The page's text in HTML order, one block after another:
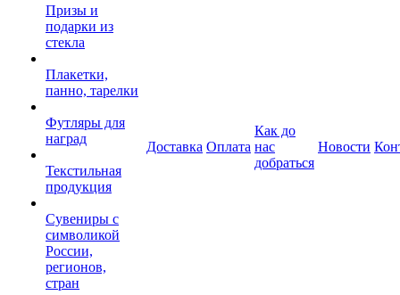
Призы и
подарки из
стекла
Плакетки,
панно, тарелки
Футляры для
наград
Текстильная
продукция
Сувениры с
символикой
России,
регионов,
стран
Доставка Оплата
Как до
нас
добраться
Новости